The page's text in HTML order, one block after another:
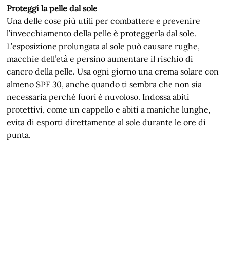
Proteggi la pelle dal sole
Una delle cose più utili per combattere e prevenire
l’invecchiamento della pelle è proteggerla dal sole.
L’esposizione prolungata al sole può causare rughe,
macchie dell’età e persino aumentare il rischio di
cancro della pelle. Usa ogni giorno una crema solare con
almeno SPF 30, anche quando ti sembra che non sia
necessaria perché fuori è nuvoloso. Indossa abiti
protettivi, come un cappello e abiti a maniche lunghe,
evita di esporti direttamente al sole durante le ore di
punta.